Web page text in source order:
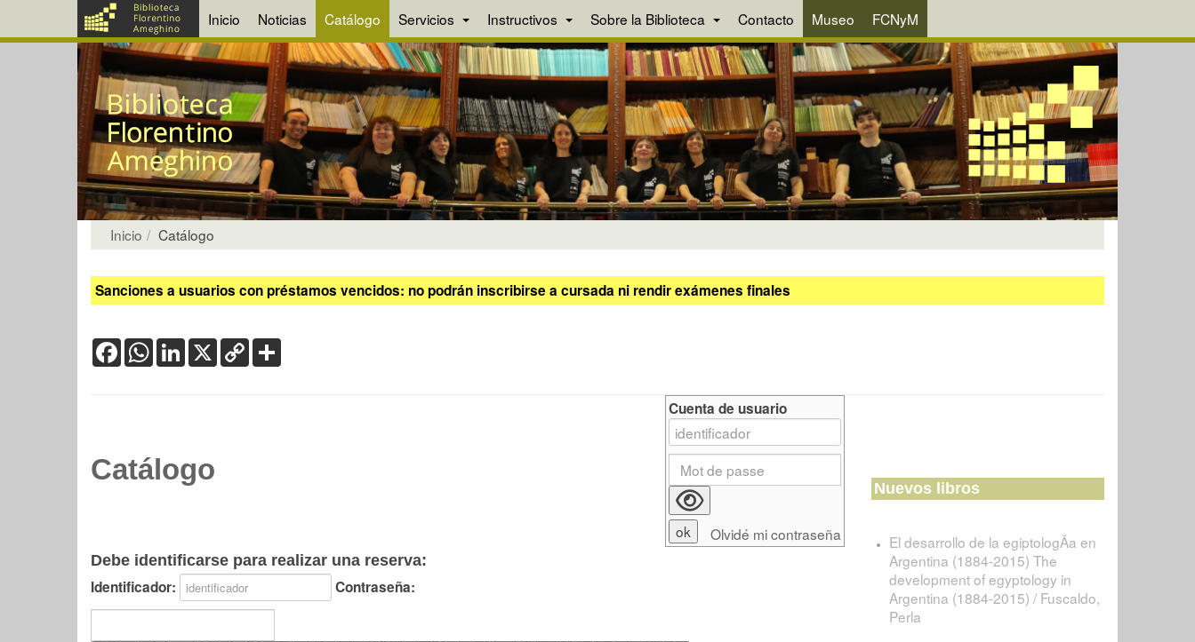
Inicio Noticias Catálogo Servicios Instructivos Sobre la Biblioteca Contacto Museo FCNyM
Inicio Catálogo
Sanciones a usuarios con préstamos vencidos: no podrán inscribirse a cursada ni rendir exámenes finales
FacebookWhatsApp
LinkedIn
X Copy
Link
Catálogo
Debe identificarse para realizar una reserva:
Identificador: Contraseña:
Cuenta de usuario
Olvidé mi contraseña
Nuevos libros
El desarrollo de la egiptologÃ­a en
Argentina (1884-2015) The
development of egyptology in
Argentina (1884-2015) / Fuscaldo,
Perla